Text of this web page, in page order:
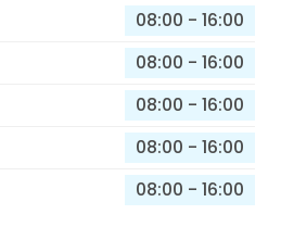
08:00 - 16:00
08:00 - 16:00
08:00 - 16:00
08:00 - 16:00
08:00 - 16:00